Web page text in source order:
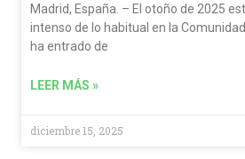
Madrid, España. – El otoño de 2025
intenso de lo habitual en la
ha entrado de
LEER MÁS »
diciembre 15, 2025